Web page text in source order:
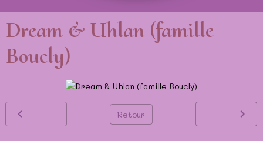
Dream & Uhlan (famille
Boucly)
Retour